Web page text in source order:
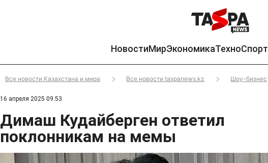
НовостиМирЭкономикаТехноСпорт
Все новости Казахстана и мира Все новости taspanews.kz Шоу-бизнес
16 апреля 2025 09:53
Димаш Кудайберген ответил
поклонникам на мемы